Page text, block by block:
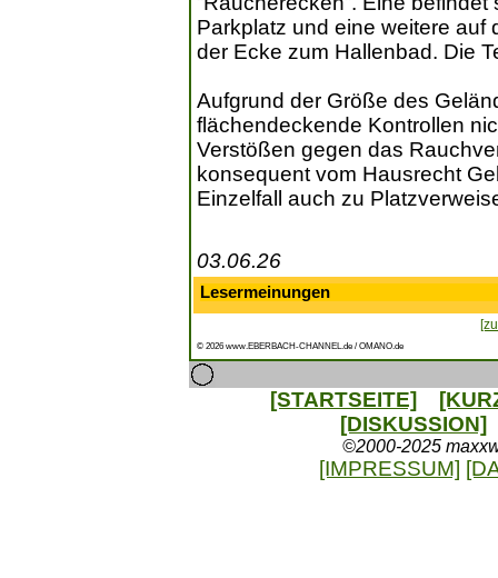
Parkplatz und eine weitere auf
der Ecke zum Hallenbad. Die
Aufgrund der Größe des
flächendeckende Kontrollen
Verstößen gegen das
konsequent vom Hausrecht
Einzelfall auch zu
03.06.26
Lesermeinungen
© 2026 www.EBERBACH-CHANNEL.de / OMANO.de
[STARTSEITE]
[DISKUSSION]
©2000-2025
[IMPRESSUM]